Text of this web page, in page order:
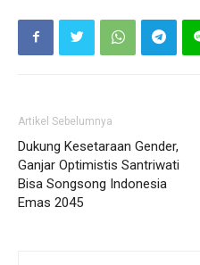
Artikel Sebelumnya
Dukung Kesetaraan Gender,
Ganjar Optimistis Santriwati
Bisa Songsong Indonesia
Emas 2045